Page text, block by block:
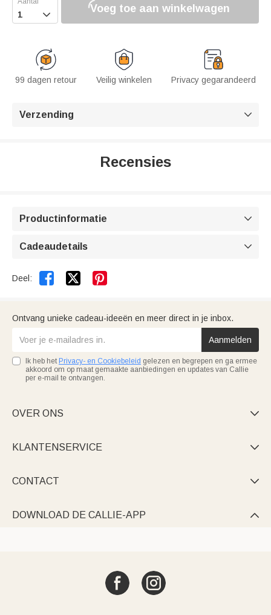
 Voeg toe aan winkelwagen
99 dagen retour Veilig winkelen Privacy gegarandeerd
Verzending 
Recensies
Productinformatie 
Cadeaudetails 
Deel:  
Ontvang unieke cadeau-ideeën en meer direct in je inbox.
Aanmelden
Ik heb het Privacy- en Cookiebeleid gelezen en begrepen en ga ermee
akkoord om op maat gemaakte aanbiedingen en updates van Callie
per e-mail te ontvangen.
OVER ONS 
KLANTENSERVICE 
CONTACT 
DOWNLOAD DE CALLIE-APP 